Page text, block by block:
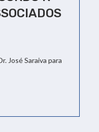
José Saraiva para